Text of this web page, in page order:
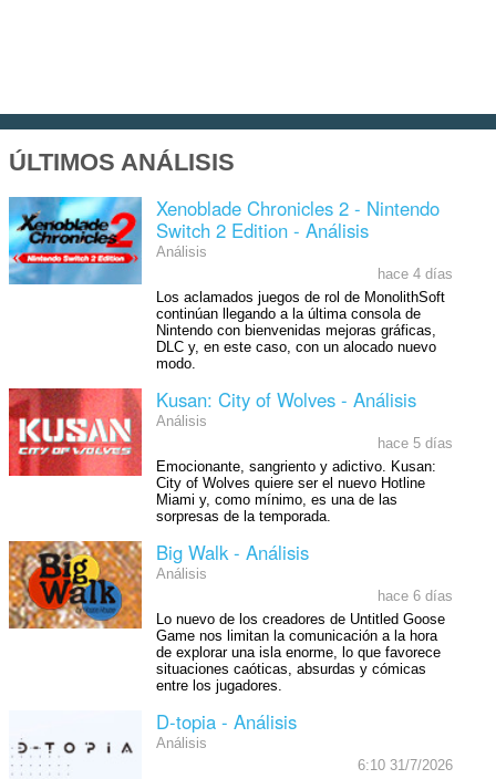
ÚLTIMOS ANÁLISIS
Xenoblade Chronicles 2 - Nintendo
Switch 2 Edition - Análisis
Análisis
hace 4 días
Los aclamados juegos de rol de MonolithSoft
continúan llegando a la última consola de
Nintendo con bienvenidas mejoras gráficas,
DLC y, en este caso, con un alocado nuevo
modo.
Kusan: City of Wolves - Análisis
Análisis
hace 5 días
Emocionante, sangriento y adictivo. Kusan:
City of Wolves quiere ser el nuevo Hotline
Miami y, como mínimo, es una de las
sorpresas de la temporada.
Big Walk - Análisis
Análisis
hace 6 días
Lo nuevo de los creadores de Untitled Goose
Game nos limitan la comunicación a la hora
de explorar una isla enorme, lo que favorece
situaciones caóticas, absurdas y cómicas
entre los jugadores.
D-topia - Análisis
Análisis
6:10 31/7/2026